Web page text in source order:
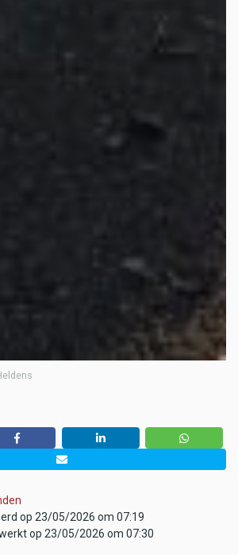
op 23/05/2026 om 07:19
op 23/05/2026 om 07:30